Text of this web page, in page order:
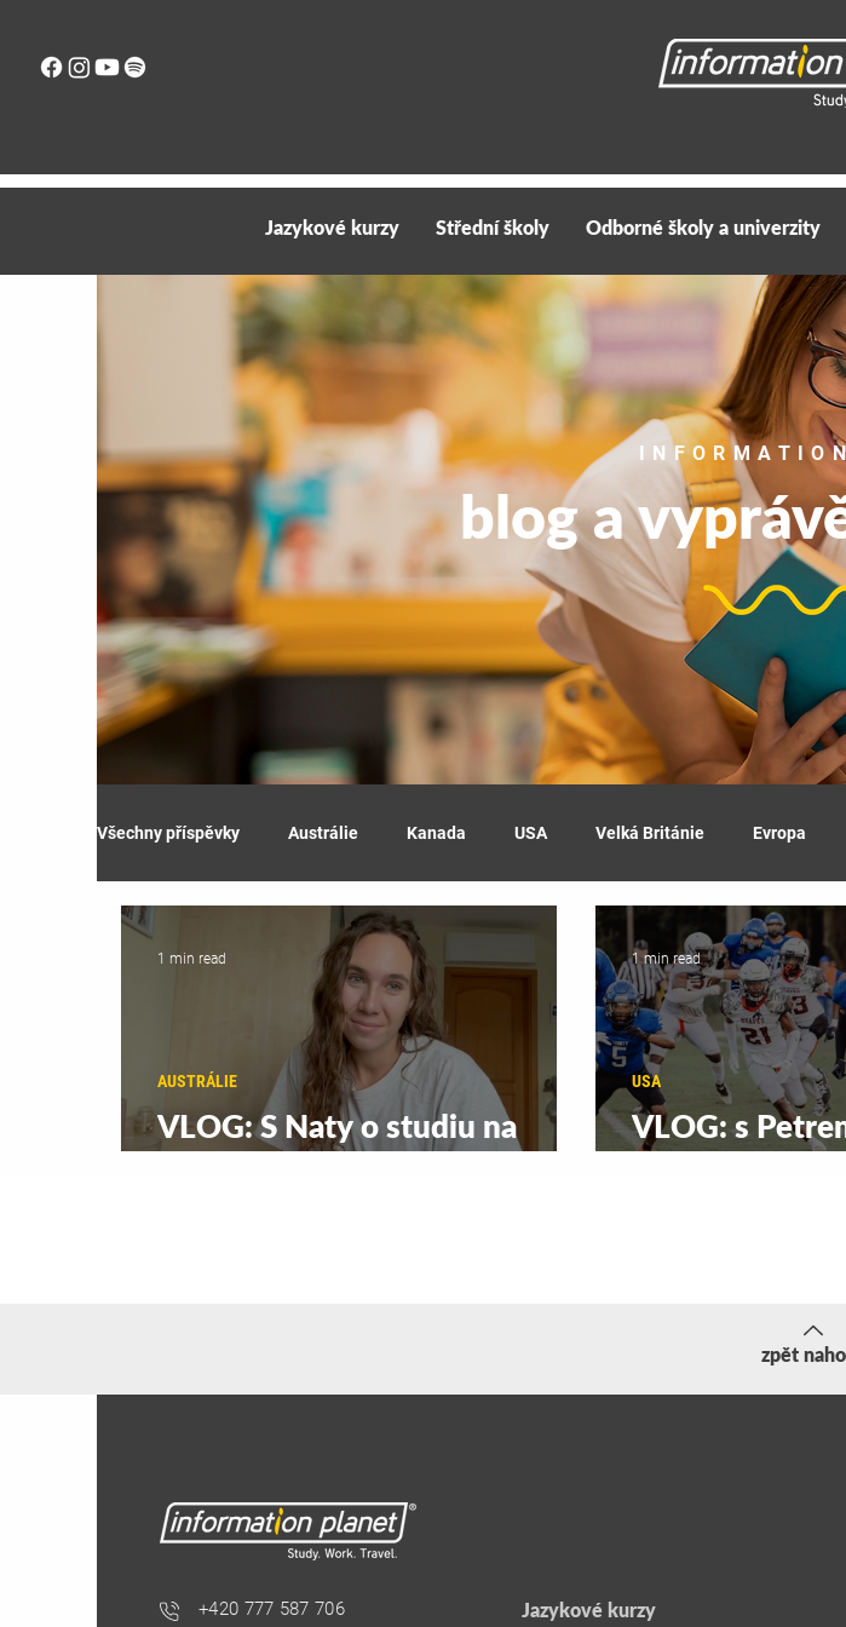
Jazykové kurzy Střední školy Odborné školy a univerzity
blog a
Všechny příspěvky Austrálie Kanada USA Velká Británie Evropa
VLOG: S Naty o studiu na
Torrens University v Sydney
AUSTRÁLIE
1 min read
VLOG: s
střední škole
USA
1 min read
zpět
+420 777 587 706 Jazykové kurzy